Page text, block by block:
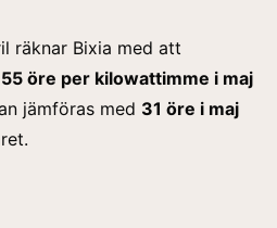
räknar Bixia med att
55 öre per kilowattimme i maj
jämföras med 31 öre i maj